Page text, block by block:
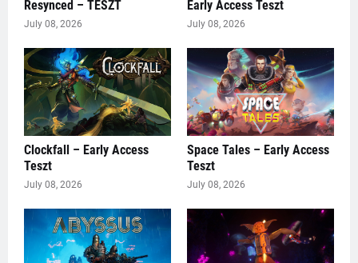
Resynced – TESZT
July 08, 2026
Early Access Teszt
July 08, 2026
Clockfall – Early Access
Teszt
July 08, 2026
Space Tales – Early Access
Teszt
July 08, 2026